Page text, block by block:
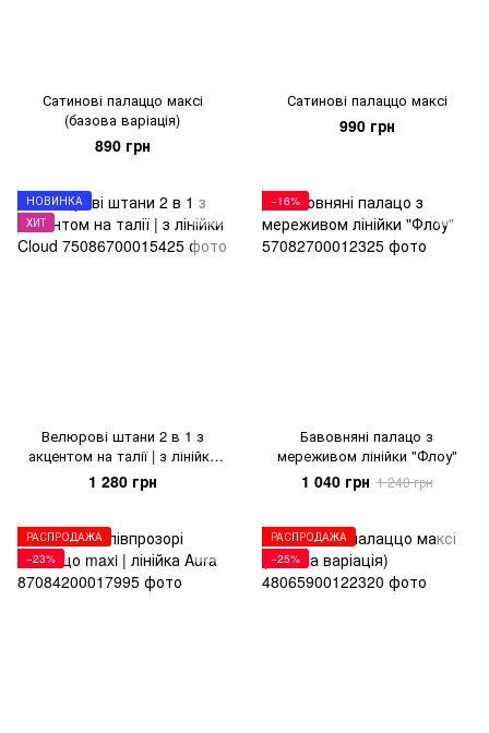
Сатинові палаццо максі
(базова варіація)
890 грн
Сатинові палаццо максі
990 грн
НОВИНКА
ХИТ
Велюрові штани 2 в 1 з
акцентом на талії | з лінійки
Cloud
1 280 грн
−16%
Бавовняні палацо з
мереживом лінійки "Флоу"
1 040 грн 1 240 грн
РАСПРОДАЖА
−23%
РАСПРОДАЖА
−25%